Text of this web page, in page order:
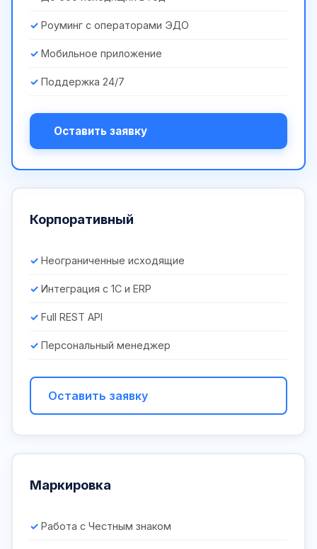
Роуминг с операторами ЭДО
Мобильное приложение
Поддержка 24/7
Оставить заявку
Корпоративный
Неограниченные исходящие
Интеграция с 1С и ERP
Full REST API
Персональный менеджер
Оставить заявку
Маркировка
Работа с Честным знаком